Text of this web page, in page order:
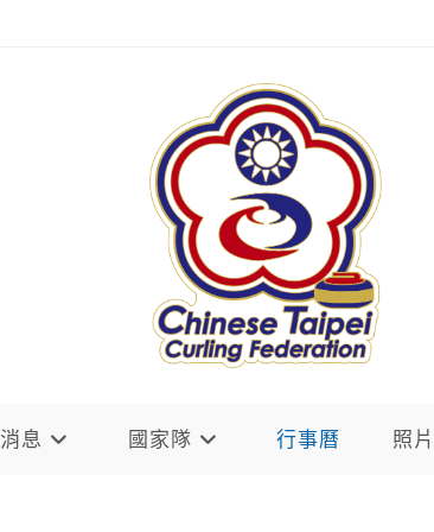
息 國家隊 行事曆 照片